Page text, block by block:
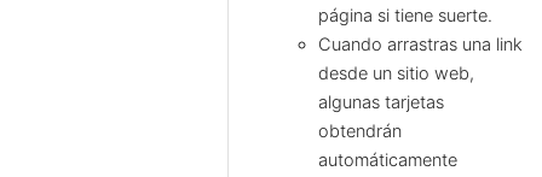
página si tiene suerte.
Cuando arrastras una link
desde un sitio web,
algunas tarjetas
obtendrán
automáticamente